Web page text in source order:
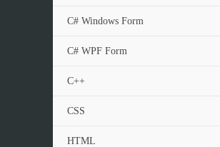
C# Windows Form
C# WPF Form
C++
CSS
HTML